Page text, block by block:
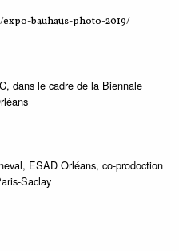
bauhaus-photo-2019/
dans le cadre de la Biennale
ESAD Orléans, co-prodoction
Saclay